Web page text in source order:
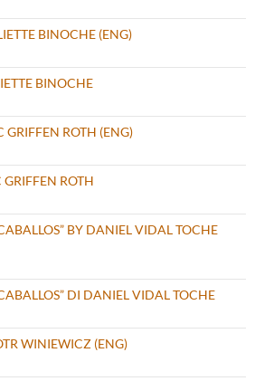
BINOCHE (ENG)
BINOCHE
GRIFFEN ROTH (ENG)
GRIFFEN ROTH
BY DANIEL VIDAL TOCHE
DI DANIEL VIDAL TOCHE
WINIEWICZ (ENG)